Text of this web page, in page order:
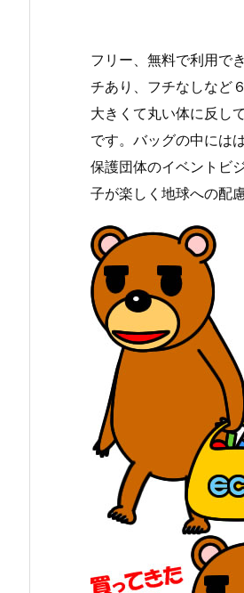
フリー、無料で利用で
チあり、フチなしなど
大きくて丸い体に反し
です。バッグの中には
保護団体のイベントビ
子が楽しく地球への配